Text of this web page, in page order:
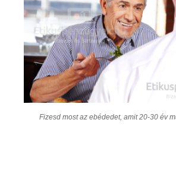
Fizesd most az ebédedet, amit 20-30 év